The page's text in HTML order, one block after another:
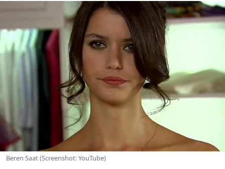
Beren Saat (Screenshot: YouTube)